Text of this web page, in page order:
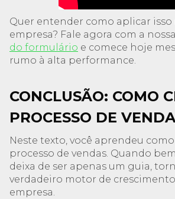
Quer entender como aplicar isso
empresa? Fale agora com a
do formulário e comece hoje
rumo à alta performance.
CONCLUSÃO: COMO
PROCESSO DE
Neste texto, você aprendeu
processo de vendas. Quando
deixa de ser apenas um guia,
verdadeiro motor de
empresa.